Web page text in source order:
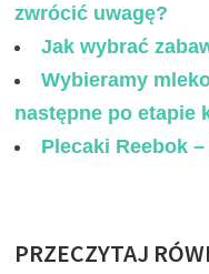
zwrócić uwagę?
Jak wybrać
Wybieramy
następne po etapie
Plecaki Reebok
PRZECZYTAJ